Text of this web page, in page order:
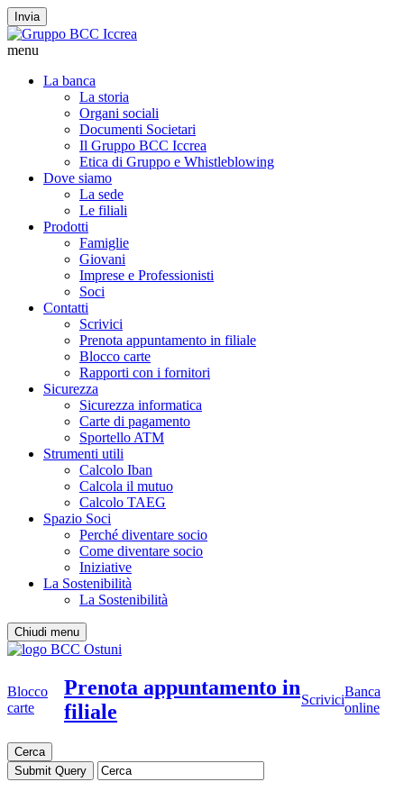
Invia
menu
La banca
La storia
Organi sociali
Documenti Societari
Il Gruppo BCC Iccrea
Etica di Gruppo e Whistleblowing
Dove siamo
La sede
Le filiali
Prodotti
Famiglie
Giovani
Imprese e Professionisti
Soci
Contatti
Scrivici
Prenota appuntamento in filiale
Blocco carte
Rapporti con i fornitori
Sicurezza
Sicurezza informatica
Carte di pagamento
Sportello ATM
Strumenti utili
Calcolo Iban
Calcola il mutuo
Calcolo TAEG
Spazio Soci
Perché diventare socio
Come diventare socio
Iniziative
La Sostenibilità
La Sostenibilità
Chiudi menu
Blocco
carte
Prenota appuntamento in
filiale
Scrivici
Banca
online
Cerca